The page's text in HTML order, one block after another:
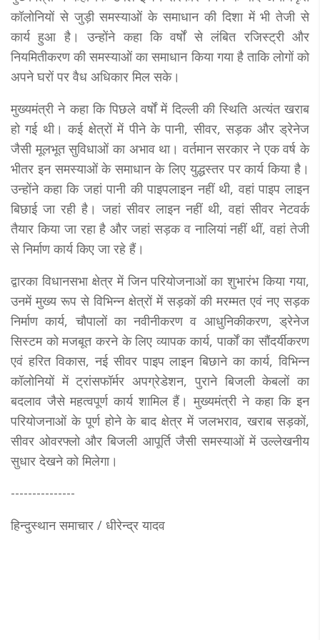
कॉलोनियों से जुड़ी समस्याओं के समाधान की दिशा में भी तेजी से
कार्य हुआ है। उन्होंने कहा कि वर्षों से लंबित रजिस्ट्री और
नियमितीकरण की समस्याओं का समाधान किया गया है ताकि लोगों को
अपने घरों पर वैध अधिकार मिल सके।
मुख्यमंत्री ने कहा कि पिछले वर्षों में दिल्ली की स्थिति अत्यंत खराब
हो गई थी। कई क्षेत्रों में पीने के पानी, सीवर, सड़क और ड्रेनेज
जैसी मूलभूत सुविधाओं का अभाव था। वर्तमान सरकार ने एक वर्ष के
भीतर इन समस्याओं के समाधान के लिए युद्धस्तर पर कार्य किया है।
उन्होंने कहा कि जहां पानी की पाइपलाइन नहीं थी, वहां पाइप लाइन
बिछाई जा रही है। जहां सीवर लाइन नहीं थी, वहां सीवर नेटवर्क
तैयार किया जा रहा है और जहां सड़क व नालियां नहीं थीं, वहां तेजी
से निर्माण कार्य किए जा रहे हैं।
द्वारका विधानसभा क्षेत्र में जिन परियोजनाओं का शुभारंभ किया गया,
उनमें मुख्य रूप से विभिन्न क्षेत्रों में सड़कों की मरम्मत एवं नए सड़क
निर्माण कार्य, चौपालों का नवीनीकरण व आधुनिकीकरण, ड्रेनेज
सिस्टम को मजबूत करने के लिए व्यापक कार्य, पार्कों का सौंदर्यीकरण
एवं हरित विकास, नई सीवर पाइप लाइन बिछाने का कार्य, विभिन्न
कॉलोनियों में ट्रांसफॉर्मर अपग्रेडेशन, पुराने बिजली केबलों का
बदलाव जैसे महत्वपूर्ण कार्य शामिल हैं। मुख्यमंत्री ने कहा कि इन
परियोजनाओं के पूर्ण होने के बाद क्षेत्र में जलभराव, खराब सड़कों,
सीवर ओवरफ्लो और बिजली आपूर्ति जैसी समस्याओं में उल्लेखनीय
सुधार देखने को मिलेगा।
---------------
हिन्दुस्थान समाचार / धीरेन्द्र यादव